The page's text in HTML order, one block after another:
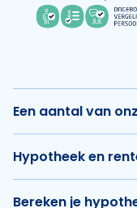
Een aantal van
Hypotheek en
Bereken je